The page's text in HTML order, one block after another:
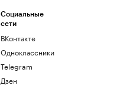
Социальные
сети
ВКонтакте
Одноклассники
Telegram
Дзен